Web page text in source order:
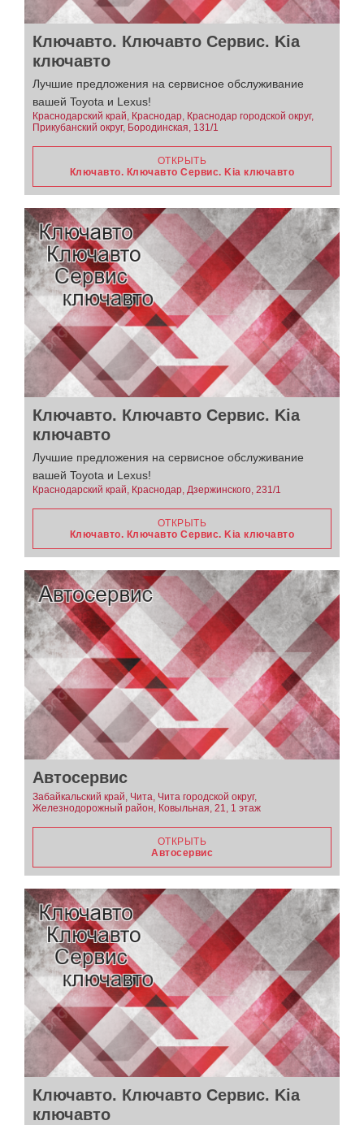
Ключавто. Ключавто Сервис. Kia
ключавто
Лучшие предложения на сервисное обслуживание
вашей Toyota и Lexus!
Краснодарский край, Краснодар, Краснодар городской округ,
Прикубанский округ, Бородинская, 131/1
ОТКРЫТЬ
Ключавто. Ключавто Сервис. Kia ключавто
Ключавто. Ключавто Сервис. Kia
ключавто
Лучшие предложения на сервисное обслуживание
вашей Toyota и Lexus!
Краснодарский край, Краснодар, Дзержинского, 231/1
ОТКРЫТЬ
Ключавто. Ключавто Сервис. Kia ключавто
Автосервис
Забайкальский край, Чита, Чита городской округ,
Железнодорожный район, Ковыльная, 21, 1 этаж
ОТКРЫТЬ
Автосервис
Ключавто. Ключавто Сервис. Kia
ключавто